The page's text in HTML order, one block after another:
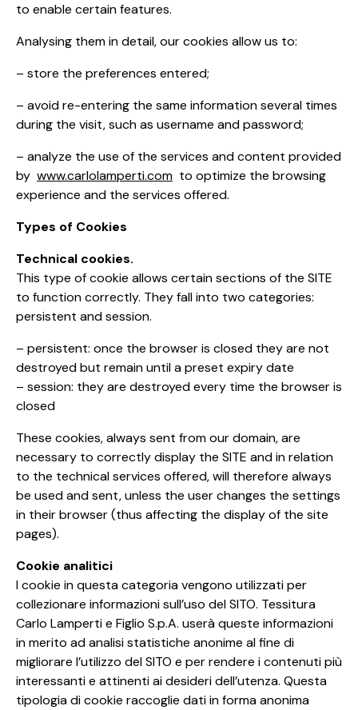
to enable certain features.
Analysing them in detail, our cookies allow us to:
– store the preferences entered;
– avoid re-entering the same information several times
during the visit, such as username and password;
– analyze the use of the services and content provided
by www.carlolamperti.com to optimize the browsing
experience and the services offered.
Types of Cookies
Technical cookies.
This type of cookie allows certain sections of the SITE
to function correctly. They fall into two categories:
persistent and session.
– persistent: once the browser is closed they are not
destroyed but remain until a preset expiry date
– session: they are destroyed every time the browser is
closed
These cookies, always sent from our domain, are
necessary to correctly display the SITE and in relation
to the technical services offered, will therefore always
be used and sent, unless the user changes the settings
in their browser (thus affecting the display of the site
pages).
Cookie analitici
I cookie in questa categoria vengono utilizzati per
collezionare informazioni sull’uso del SITO. Tessitura
Carlo Lamperti e Figlio S.p.A. userà queste informazioni
in merito ad analisi statistiche anonime al fine di
migliorare l’utilizzo del SITO e per rendere i contenuti più
interessanti e attinenti ai desideri dell’utenza. Questa
tipologia di cookie raccoglie dati in forma anonima